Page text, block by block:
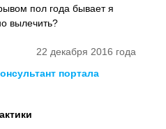
пол года бывает я
вылечить?
22 декабря 2016 года
портала